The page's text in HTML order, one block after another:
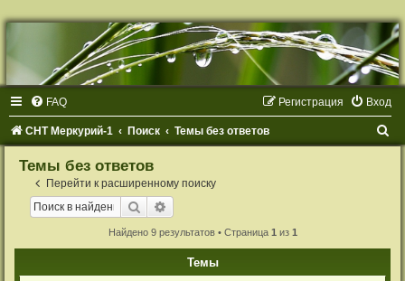
с
а
я
FAQ Вход
Регистрация
СНТ Меркурий-1 Поиск Темы без ответов
Темы без ответов
Перейти к расширенному поиску
Поиск
Найдено 9 результатов • Страница 1 из 1
Темы